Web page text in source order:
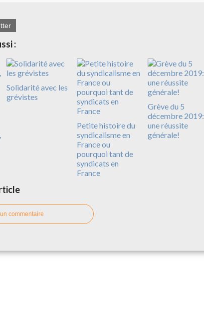
:
Solidarité avec les
grévistes
Petite histoire du
syndicalisme en
France ou
pourquoi tant de
syndicats en
France
Grève du 5
décembre 2019:
une réussite
générale!
commentaire